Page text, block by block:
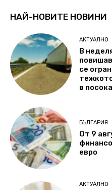
НАЙ-НОВИТЕ НОВИНИ
АКТУАЛНО
В
се
в
БЪЛГАРИЯ
От 9
евро
АКТУАЛНО